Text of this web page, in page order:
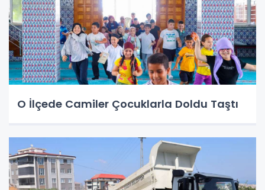
O İlçede Camiler Çocuklarla Doldu Taştı